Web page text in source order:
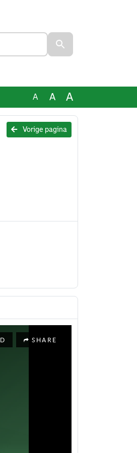
A A A
Vorige pagina